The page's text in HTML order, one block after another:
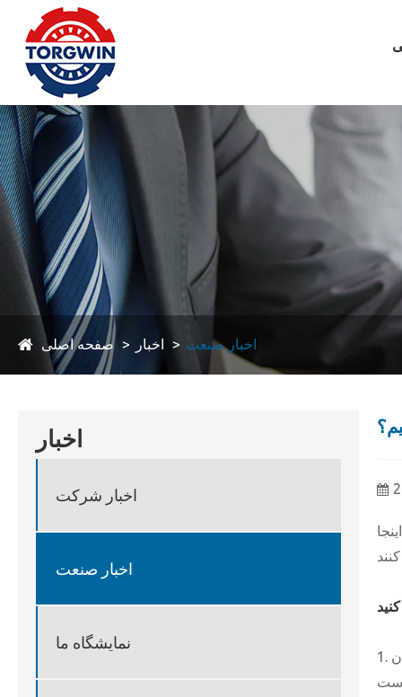
صفحه اصلی اخبار اخبار صنعت
اخبار
اخبار شرکت
اخبار صنعت
نمایشگاه ما
1. در شرایط عادی ، هرچه درجه بالاتر باشد ، دیسک برش بهتر می شود. تیغه اره گرانیتی با کیفیت بالا دارای تطبیق پذیری قوی تر و راندمان